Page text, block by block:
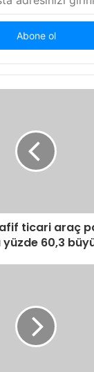
ticari araç
yüzde 60,3